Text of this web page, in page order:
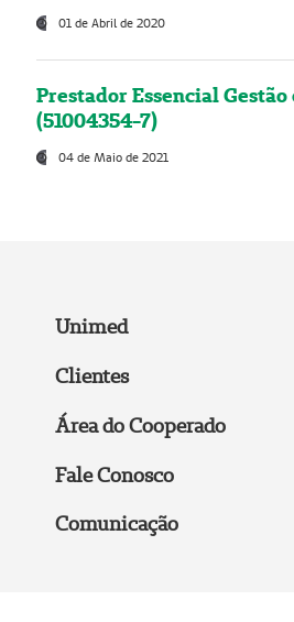
01 de Abril de 2020
Prestador Essencial
(51004354-7)
04 de Maio de 2021
Unimed
Clientes
Área do Cooperado
Fale Conosco
Comunicação